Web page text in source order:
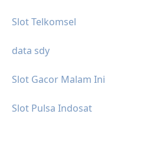
Slot Telkomsel
data sdy
Slot Gacor Malam Ini
Slot Pulsa Indosat